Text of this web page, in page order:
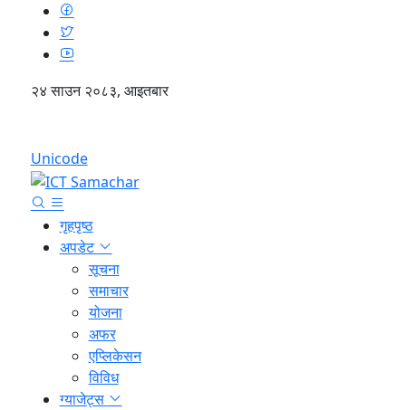
२४ साउन २०८३, आइतबार
Unicode
गृहपृष्ठ
अपडेट
सूचना
समाचार
योजना
अफर
एप्लिकेसन
विविध
ग्याजेट्स